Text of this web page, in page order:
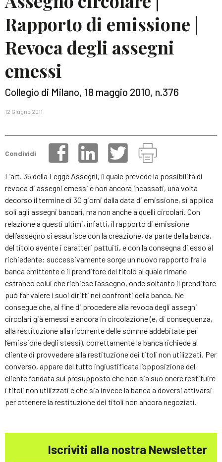
Rapporto di emissione |
Revoca degli assegni
emessi
Collegio di Milano, 18 maggio 2010, n.376
12 Giugno 2011
Condividi
L’art. 35 della Legge Assegni, il quale prevede la possibilità di
revoca di assegni emessi e non ancora incassati, una volta
decorso il termine di 30 giorni dalla data di emissione, si applica
soli agli assegni bancari, ma non anche a quelli circolari. Con
relazione a questi ultimi, infatti, il rapporto di emissione
dell’assegno si esaurisce con la creazione, da parte della banca,
del titolo avente i caratteri pattuiti, e con la consegna di esso al
richiedente: successivamente sorge un nuovo rapporto fra la
banca emittente e il prenditore del titolo al quale rimane
estraneo colui che richiese l’assegno, onde soltanto il prenditore
può far valere i suoi diritti nei confronti della banca. Ne
consegue che, al fine di procedere alla revoca degli assegni
circolari già emessi e ancora in circolazione (e, di conseguenza,
alla restituzione alla ricorrente delle somme addebitate per
l’emissione degli stessi), correttamente la banca richiede al
cliente di provvedere alla restituzione dei titoli non utilizzati. Per
converso, appare del tutto ingiustificata l’opposizione del
cliente fondata sul presupposto che non sia suo onere restituire
i titoli non utilizzati e che sia invece la banca a doversi attivarsi
per ottenere la restituzione dei titoli non ancora negoziati.
Iscriviti alla nostra Newsletter